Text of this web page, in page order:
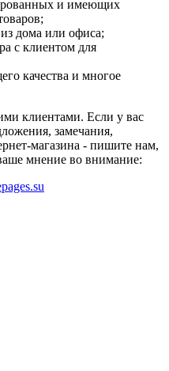
и имеющих
дома или офиса;
с клиентом для
качества и многое
клиентами. Если у вас
замечания,
магазина - пишите нам,
мнение во внимание: